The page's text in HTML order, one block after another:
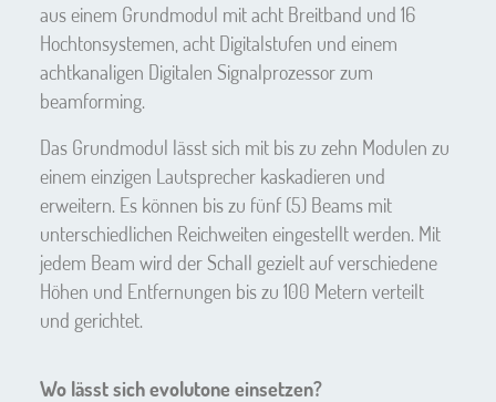
aus einem Grundmodul mit acht Breitband und 16
Hochtonsystemen, acht Digitalstufen und einem
achtkanaligen Digitalen Signalprozessor zum
beamforming.
Das Grundmodul lässt sich mit bis zu zehn Modulen zu
einem einzigen Lautsprecher kaskadieren und
erweitern. Es können bis zu fünf (5) Beams mit
unterschiedlichen Reichweiten eingestellt werden. Mit
jedem Beam wird der Schall gezielt auf verschiedene
Höhen und Entfernungen bis zu 100 Metern verteilt
und gerichtet.
Wo lässt sich evolutone einsetzen?